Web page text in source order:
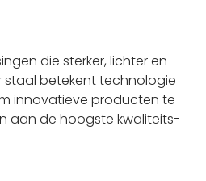
die sterker, lichter en
staal betekent technologie
innovatieve producten te
aan de hoogste kwaliteits-